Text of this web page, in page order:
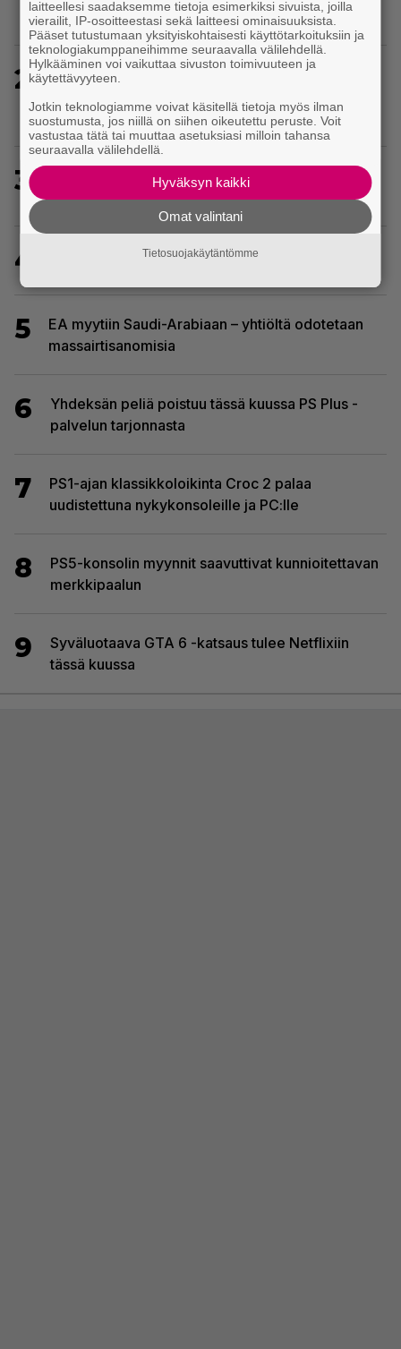
tilaajien saataville
2
Baldur’s Gate 3 -kehittäjä julkaisi pelin
erikoisista valinnoista
3
Crimson Desert sai suurpäivityksen – uudistaa
kaupankäyntiä pelimaailmassa
4 Tässä ovat seuraavat Xbox Game Pass -pelit
5
EA myytiin Saudi-Arabiaan – yhtiöltä odotetaan
massairtisanomisia
6
Yhdeksän peliä poistuu tässä kuussa PS Plus -
palvelun tarjonnasta
7
PS1-ajan klassikkoloikinta Croc 2 palaa
uudistettuna nykykonsoleille ja PC:lle
8
PS5-konsolin myynnit saavuttivat kunnioitettavan
merkkipaalun
9
Syväluotaava GTA 6 -katsaus tulee Netflixiin
tässä kuussa
laitteellesi saadaksemme tietoja esimerkiksi sivuista, joilla
vierailit, IP-osoitteestasi sekä laitteesi ominaisuuksista.
Pääset tutustumaan yksityiskohtaisesti käyttötarkoituksiin ja
teknologiakumppaneihimme seuraavalla välilehdellä.
Hylkääminen voi vaikuttaa sivuston toimivuuteen ja
käytettävyyteen.
Jotkin teknologiamme voivat käsitellä tietoja myös ilman
suostumusta, jos niillä on siihen oikeutettu peruste. Voit
vastustaa tätä tai muuttaa asetuksiasi milloin tahansa
seuraavalla välilehdellä.
Hyväksyn kaikki
Omat valintani
Tietosuojakäytäntömme